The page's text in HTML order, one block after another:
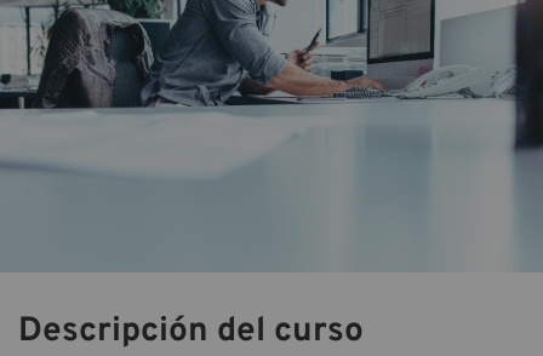
Descripción del curso